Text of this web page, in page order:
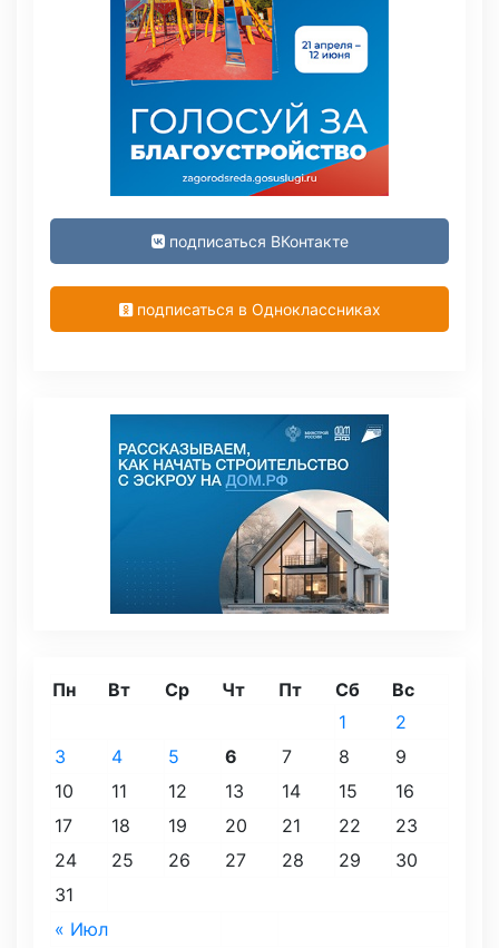
подписаться ВКонтакте
подписаться в Одноклассниках
Пн Вт Ср Чт Пт Сб Вс
« Июл
1
2
3
4 5 6 7 8
9
10
11 12 13 14 15
16
17
18 19 20 21 22
23
24
25 26 27 28 29
30
31